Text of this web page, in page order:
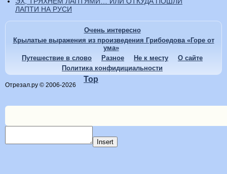
ЛАПТИ НА РУСИ
Очень интересно
Крылатые выражения из произведения Грибоедова «Горе от
ума»
Путешествие в слово
Разное Не к месту
О сайте
Политика конфидициальности
Отрезал.ру © 2006-2026
Top
Insert